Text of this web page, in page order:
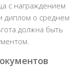
с награждением
диплом о среднем
должна быть